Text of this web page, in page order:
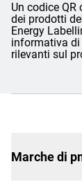
Un codice
dei prodotti
Energy
informativa
rilevanti sul
Marche di